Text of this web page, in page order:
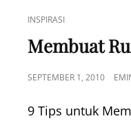
CAT
LINKS
INSPIRASI
Membuat
POSTED
SEPTEMBER 1, 2010
9 Tips untuk